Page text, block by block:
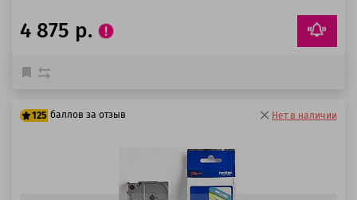
4 875 р.
125 баллов за отзыв Нет в наличии